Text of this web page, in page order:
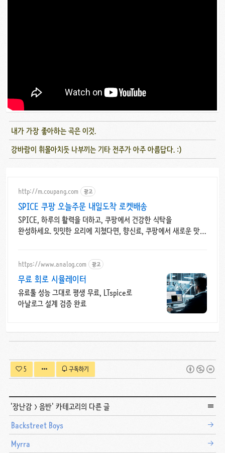
내가 가장 좋아하는 곡은 이것.
강바람이 휘몰아치듯 나부끼는 기타 전주가 아주 아름답다. :)
http://m.coupang.com 광고
SPICE 쿠팡 오늘주문 내일도착 로켓배송
SPICE, 하루의 활력을 더하고, 쿠팡에서 건강한 식탁을
완성하세요. 밋밋한 요리에 지쳤다면, 향신료, 쿠팡에서 새로운 맛을
https://www.analog.com 광고
무료 회로 시뮬레이터
유료툴 성능 그대로 평생 무료, LTspice로
아날로그 설계 검증 완료
5 구독하기
'장난감 >음반' 카테고리의 다른 글
Backstreet Boys
Myrra